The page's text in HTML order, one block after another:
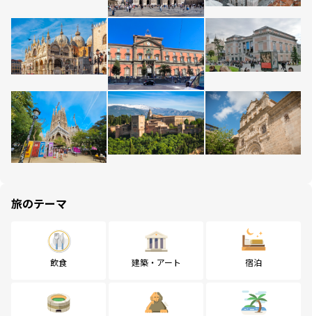
旅のテーマ
飲食 建築・アート 宿泊